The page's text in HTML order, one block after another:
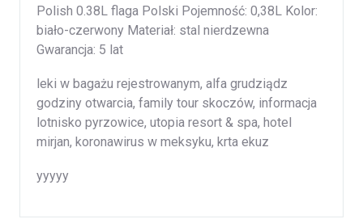
Polish 0.38L flaga Polski Pojemność: 0,38L Kolor:
biało-czerwony Materiał: stal nierdzewna
Gwarancja: 5 lat
leki w bagażu rejestrowanym, alfa grudziądz
godziny otwarcia, family tour skoczów, informacja
lotnisko pyrzowice, utopia resort & spa, hotel
mirjan, koronawirus w meksyku, krta ekuz
yyyyy